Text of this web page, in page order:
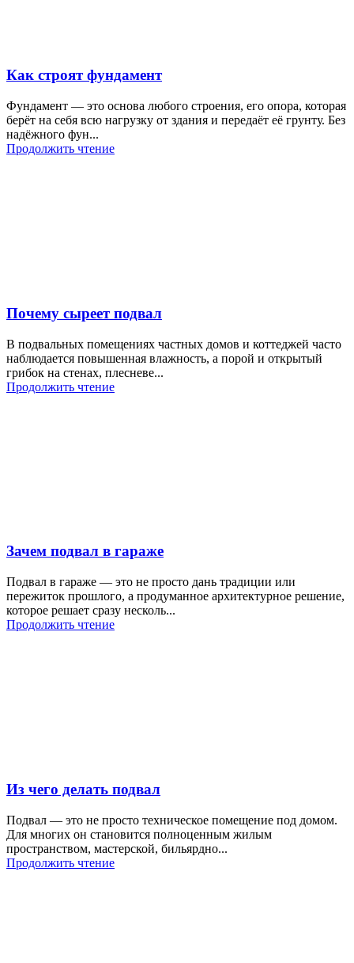
Как строят фундамент
Фундамент — это основа любого строения, его опора, которая
берёт на себя всю нагрузку от здания и передаёт её грунту. Без
надёжного фун...
Продолжить чтение
Почему сыреет подвал
В подвальных помещениях частных домов и коттеджей часто
наблюдается повышенная влажность, а порой и открытый
грибок на стенах, плесневе...
Продолжить чтение
Зачем подвал в гараже
Подвал в гараже — это не просто дань традиции или
пережиток прошлого, а продуманное архитектурное решение,
которое решает сразу несколь...
Продолжить чтение
Из чего делать подвал
Подвал — это не просто техническое помещение под домом.
Для многих он становится полноценным жилым
пространством, мастерской, бильярдно...
Продолжить чтение